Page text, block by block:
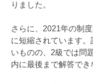
りました。
さらに、2021年の制
に短縮されています
いものの、2級では問
内に最後まで解答でき